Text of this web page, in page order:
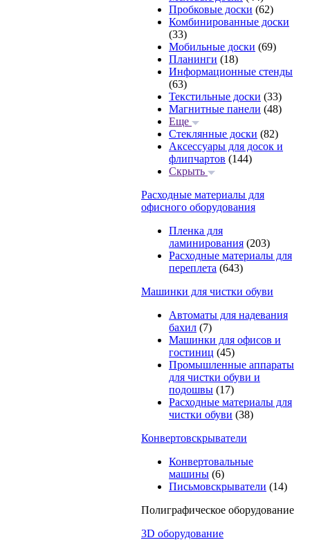
Пробковые доски (62)
Комбинированные доски
(33)
Мобильные доски (69)
Планинги (18)
Информационные стенды
(63)
Текстильные доски (33)
Магнитные панели (48)
Еще
Стеклянные доски (82)
Аксессуары для досок и
флипчартов (144)
Скрыть
Расходные материалы для
офисного оборудования
Пленка для
ламинирования (203)
Расходные материалы для
переплета (643)
Машинки для чистки обуви
Автоматы для надевания
бахил (7)
Машинки для офисов и
гостиниц (45)
Промышленные аппараты
для чистки обуви и
подошвы (17)
Расходные материалы для
чистки обуви (38)
Конвертовскрыватели
Конвертовальные
машины (6)
Письмовскрыватели (14)
Полиграфическое оборудование
3D оборудование